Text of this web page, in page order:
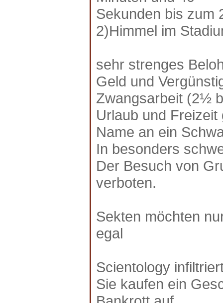
Sekunden bis zum
2)Himmel im
sehr strenges
Geld und
Zwangsarbeit (2½
Urlaub und Freizeit
Name an ein
In besonders
Der Besuch von
verboten.
Sekten möchten
egal
Scientology
Sie kaufen ein